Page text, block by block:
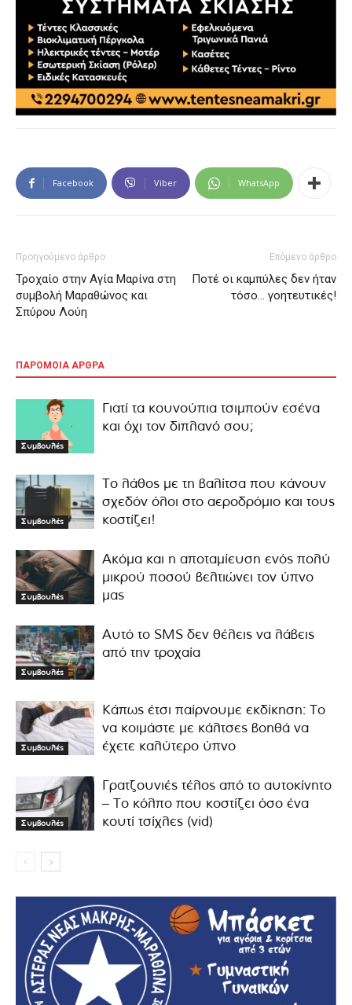
Facebook Viber WhatsApp
Προηγούμενο άρθρο
Τροχαίο στην Αγία Μαρίνα στη
συμβολή Μαραθώνος και
Σπύρου Λούη
Επόμενο άρθρο
Ποτέ οι καμπύλες δεν ήταν
τόσο… γοητευτικές!
ΠΑΡΟΜΟΙΑ ΑΡΘΡΑ
Συμβουλές
Γιατί τα κουνούπια τσιμπούν εσένα
και όχι τον διπλανό σου;
Συμβουλές
Το λάθος με τη βαλίτσα που κάνουν
σχεδόν όλοι στο αεροδρόμιο και τους
κοστίζει!
Συμβουλές
Ακόμα και η αποταμίευση ενός πολύ
μικρού ποσού βελτιώνει τον ύπνο
μας
Συμβουλές
Αυτό το SMS δεν θέλεις να λάβεις
από την τροχαία
Συμβουλές
Κάπως έτσι παίρνουμε εκδίκηση: Το
να κοιμάστε με κάλτσες βοηθά να
έχετε καλύτερο ύπνο
Συμβουλές
Γρατζουνιές τέλος από το αυτοκίνητο
– Το κόλπο που κοστίζει όσο ένα
κουτί τσίχλες (vid)